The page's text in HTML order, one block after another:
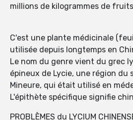
millions de kilogrammes de
C'est une plante médicinale
utilisée depuis longtemps en
Le nom du genre vient du grec
épineux de Lycie, une région du
Mineure, qui était utilisé en
L'épithète spécifique signifie
PROBLÈMES du LYCIUM